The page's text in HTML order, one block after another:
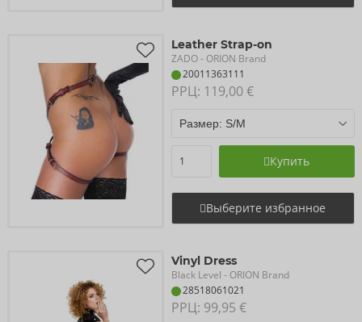
Leather Strap-on
ZADO- ORION Brand
20011363111
РРЦ: 119,00 €
Купить
Выберите избранное
Vinyl Dress
Black Level - ORION Brand
28518061021
РРЦ: 99,95 €